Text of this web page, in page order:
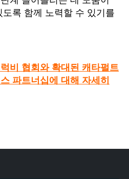
록 함께 노력할 수 있기를
비 협회와 확대된 캐타펄트
파트너십에 대해 자세히